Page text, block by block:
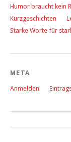
Humor braucht kein
Kurzgeschichten
Starke Worte für
META
Anmelden